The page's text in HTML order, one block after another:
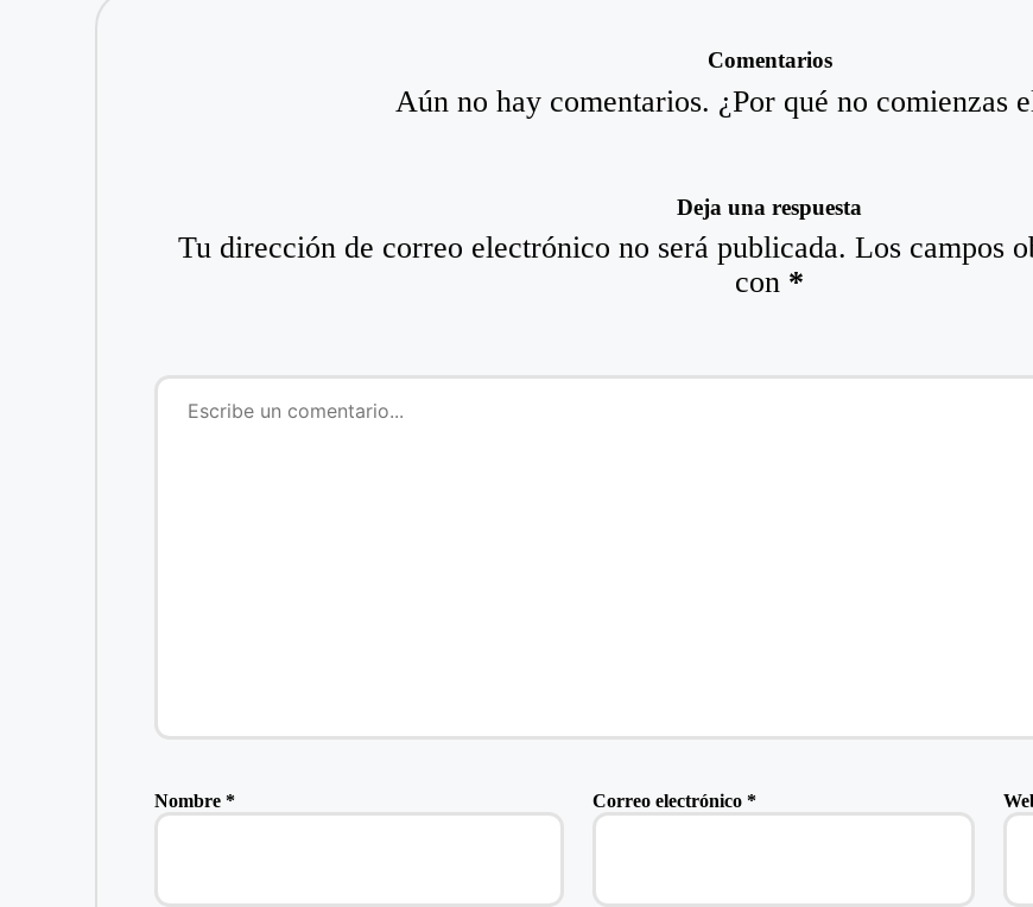
Comentarios
Aún no hay comentarios. ¿Por qué no comienzas
Deja una respuesta
Tu dirección de correo electrónico no será publicada. Los campos
con *
Nombre * Correo electrónico*